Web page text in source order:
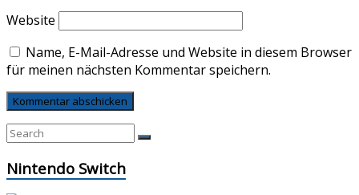
Website
Name, E-Mail-Adresse und Website in diesem Browser
für meinen nächsten Kommentar speichern.
Nintendo Switch